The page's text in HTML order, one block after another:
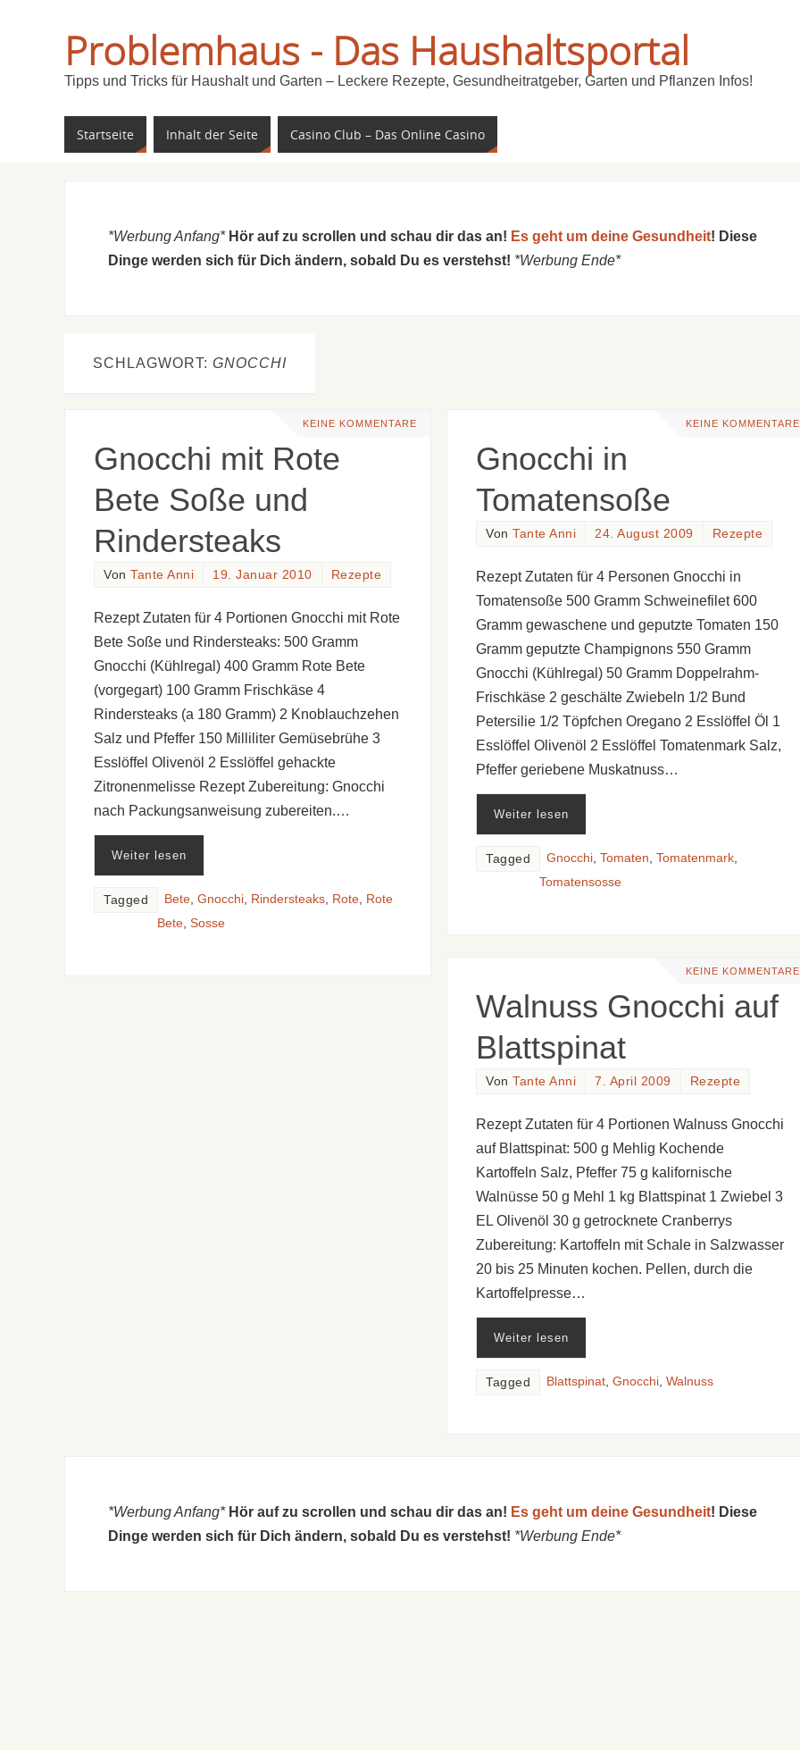
Problemhaus - Das Haushaltsportal
Tipps und Tricks für Haushalt und Garten – Leckere Rezepte, Gesundheitratgeber, Garten und Pflanzen Infos!
Startseite Inhalt der Seite Casino Club – Das Online Casino
*Werbung Anfang* Hör auf zu scrollen und schau dir das an! Es geht um deine Gesundheit! Diese
Dinge werden sich für Dich ändern, sobald Du es verstehst! *Werbung Ende*
SCHLAGWORT: GNOCCHI
KEINE KOMMENTARE
Gnocchi mit Rote
Bete Soße und
Rindersteaks
Von Tante Anni 19. Januar 2010 Rezepte
Rezept Zutaten für 4 Portionen Gnocchi mit Rote
Bete Soße und Rindersteaks: 500 Gramm
Gnocchi (Kühlregal) 400 Gramm Rote Bete
(vorgegart) 100 Gramm Frischkäse 4
Rindersteaks (a 180 Gramm) 2 Knoblauchzehen
Salz und Pfeffer 150 Milliliter Gemüsebrühe 3
Esslöffel Olivenöl 2 Esslöffel gehackte
Zitronenmelisse Rezept Zubereitung: Gnocchi
nach Packungsanweisung zubereiten.…
Weiter lesen
Tagged Bete Gnocchi Rindersteaks Rote Rote
Bete Sosse
KEINE KOMMENTARE
Gnocchi in
Tomatensoße
VonTante Anni 24. August 2009 Rezepte
Rezept Zutaten für 4 Personen Gnocchi in
Tomatensoße 500 Gramm Schweinefilet 600
Gramm gewaschene und geputzte Tomaten 150
Gramm geputzte Champignons 550 Gramm
Gnocchi (Kühlregal) 50 Gramm Doppelrahm-
Frischkäse 2 geschälte Zwiebeln 1/2 Bund
Petersilie 1/2 Töpfchen Oregano 2 Esslöffel Öl 1
Esslöffel Olivenöl 2 Esslöffel Tomatenmark Salz,
Pfeffer geriebene Muskatnuss…
Weiter lesen
Tagged Gnocchi ,Tomaten ,Tomatenmark
Tomatensosse
KEINE KOMMENTARE
Walnuss Gnocchi auf
Blattspinat
VonTante Anni 7. April 2009 Rezepte
Rezept Zutaten für 4 Portionen Walnuss Gnocchi
auf Blattspinat: 500 g Mehlig Kochende
Kartoffeln Salz, Pfeffer 75 g kalifornische
Walnüsse 50 g Mehl 1 kg Blattspinat 1 Zwiebel 3
EL Olivenöl 30 g getrocknete Cranberrys
Zubereitung: Kartoffeln mit Schale in Salzwasser
20 bis 25 Minuten kochen. Pellen, durch die
Kartoffelpresse…
Weiter lesen
Tagged Blattspinat ,Gnocchi ,Walnuss
*Werbung Anfang* Hör auf zu scrollen und schau dir das an! Es geht um deine Gesundheit! Diese
Dinge werden sich für Dich ändern, sobald Du es verstehst! *Werbung Ende*